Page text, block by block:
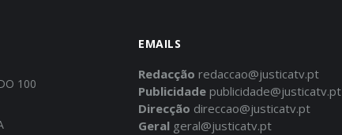
100
EMAILS
Redacção redaccao@justicatv.pt
Publicidade publicidade@justicatv.pt
Direcção direccao@justicatv.pt
Geral geral@justicatv.pt